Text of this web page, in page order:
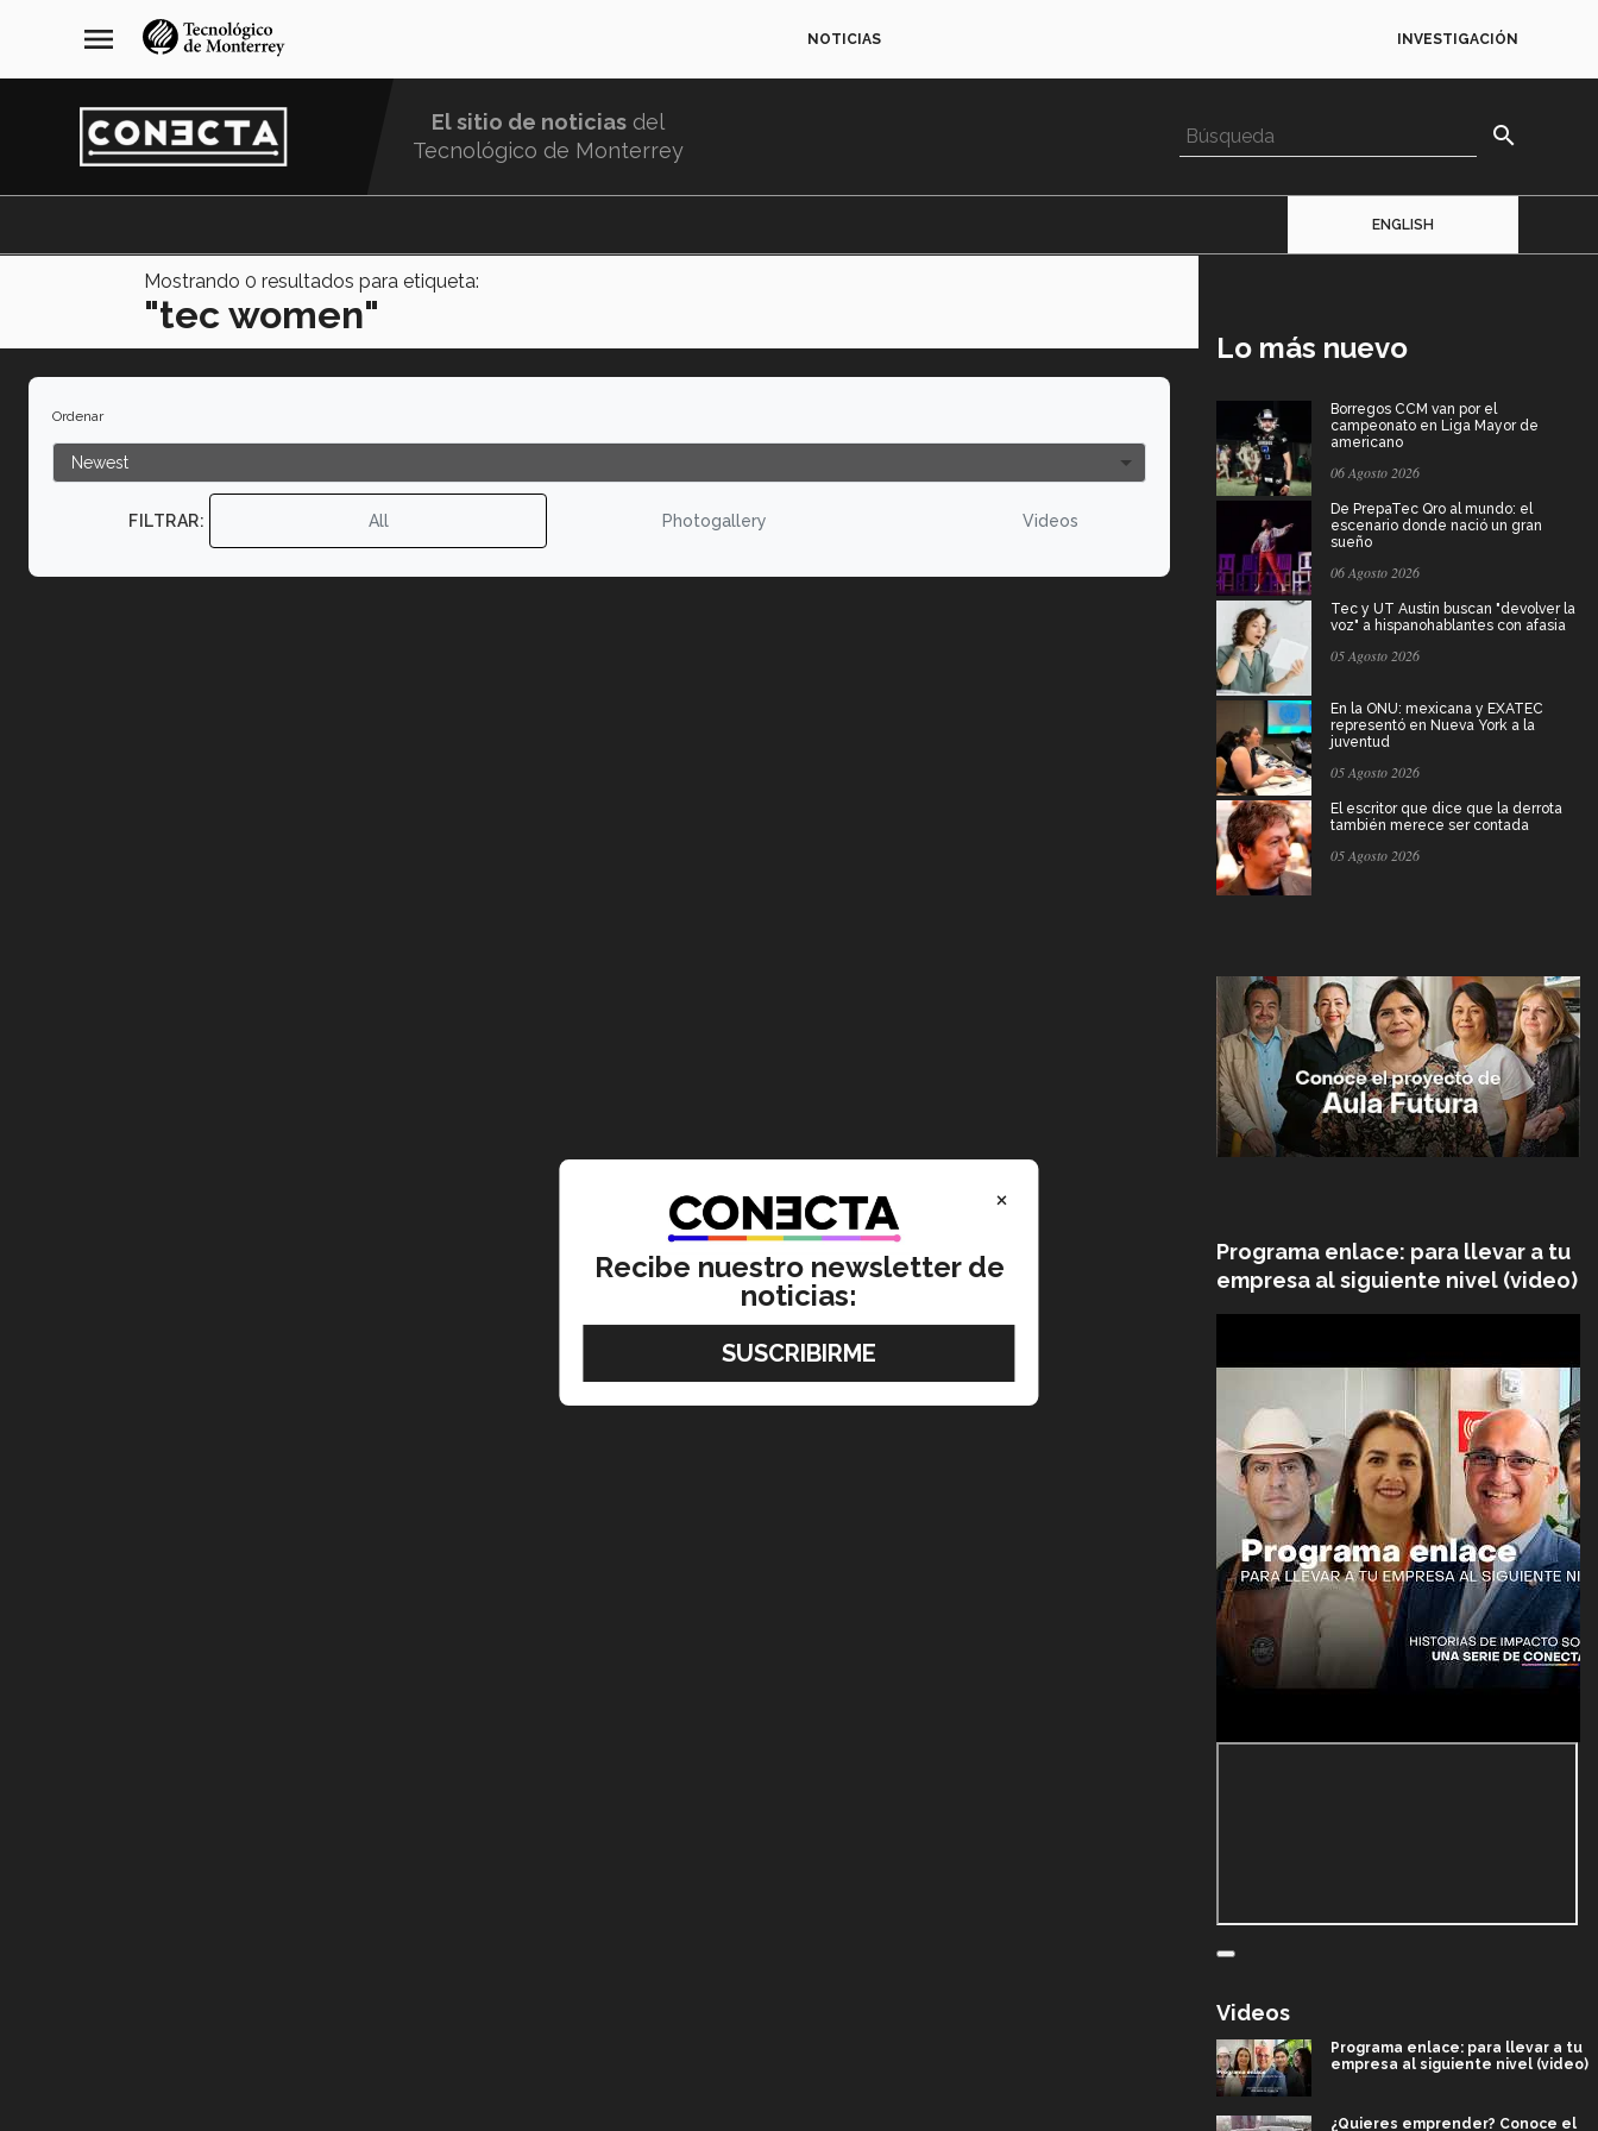
navegación
principal
menu NOTICIAS INVESTIGACIÓN
El sitio de noticias del
Tecnológico de Monterrey
search
ENGLISH
Mostrando 0 resultados para etiqueta:
"tec women"
Ordenar
FILTRAR: All Photogallery Videos
Lo más nuevo
Borregos CCM van por el
campeonato en Liga Mayor de
americano
06 Agosto 2026
De PrepaTec Qro al mundo: el
escenario donde nació un gran
sueño
06 Agosto 2026
Tec y UT Austin buscan "devolver la
voz" a hispanohablantes con afasia
05 Agosto 2026
En la ONU: mexicana y EXATEC
representó en Nueva York a la
juventud
05 Agosto 2026
El escritor que dice que la derrota
también merece ser contada
05 Agosto 2026
Programa enlace: para llevar a tu
empresa al siguiente nivel (video)
Videos
Programa enlace: para llevar a tu
empresa al siguiente nivel (video)
¿Quieres emprender? Conoce el
×
Recibe nuestro newsletter de
noticias: